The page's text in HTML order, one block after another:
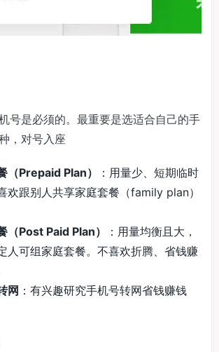
号是必须的。最重要是选适合自己的手
，对号入座
（Prepaid Plan）
：用量少、短期临时
欢跟别人共享家庭套餐（family plan）
（Post Paid Plan）
：用量均衡且大，
人可组家庭套餐。不喜欢折腾、省钱赚
网 ：有兴趣研究手机号转网省钱赚钱